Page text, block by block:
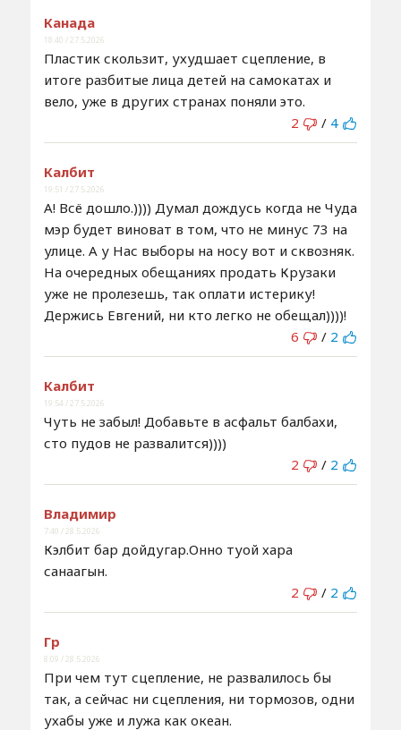
Канада
18:40 / 27.5.2026
Пластик скользит, ухудшает сцепление, в
итоге разбитые лица детей на самокатах и
вело, уже в других странах поняли это.
2
/ 4
Калбит
19:51 / 27.5.2026
А! Всё дошло.)))) Думал дождусь когда не Чуда
мэр будет виноват в том, что не минус 73 на
улице. А у Нас выборы на носу вот и сквозняк.
На очередных обещаниях продать Крузаки
уже не пролезешь, так оплати истерику!
Держись Евгений, ни кто легко не обещал))))!
6
/ 2
Калбит
19:54 / 27.5.2026
Чуть не забыл! Добавьте в асфальт балбахи,
сто пудов не развалится))))
2
/ 2
Владимир
7:40 / 28.5.2026
Кэлбит бар дойдугар.Онно туой хара
санаагын.
2
/ 2
Гр
8:09 / 28.5.2026
При чем тут сцепление, не развалилось бы
так, а сейчас ни сцепления, ни тормозов, одни
ухабы уже и лужа как океан.